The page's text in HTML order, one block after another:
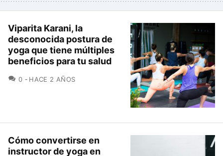
Viparita Karani, la
desconocida postura de
yoga que tiene múltiples
beneficios para tu salud
0 COMENTARIOS
HACE 2 AÑOS
Cómo convertirse en
instructor de yoga en